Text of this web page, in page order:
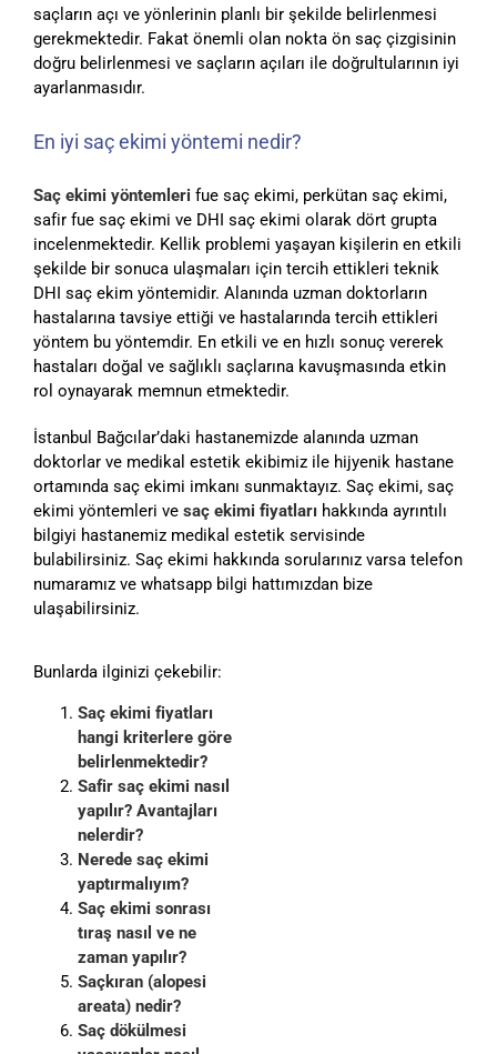
saçların açı ve yönlerinin planlı bir şekilde belirlenmesi
gerekmektedir. Fakat önemli olan nokta ön saç çizgisinin
doğru belirlenmesi ve saçların açıları ile doğrultularının iyi
ayarlanmasıdır.
En iyi saç ekimi yöntemi nedir?
Saç ekimi yöntemleri fue saç ekimi, perkütan saç ekimi,
safir fue saç ekimi ve DHI saç ekimi olarak dört grupta
incelenmektedir. Kellik problemi yaşayan kişilerin en etkili
şekilde bir sonuca ulaşmaları için tercih ettikleri teknik
DHI saç ekim yöntemidir. Alanında uzman doktorların
hastalarına tavsiye ettiği ve hastalarında tercih ettikleri
yöntem bu yöntemdir. En etkili ve en hızlı sonuç vererek
hastaları doğal ve sağlıklı saçlarına kavuşmasında etkin
rol oynayarak memnun etmektedir.
İstanbul Bağcılar’daki hastanemizde alanında uzman
doktorlar ve medikal estetik ekibimiz ile hijyenik hastane
ortamında saç ekimi imkanı sunmaktayız. Saç ekimi, saç
ekimi yöntemleri ve saç ekimi fiyatları hakkında ayrıntılı
bilgiyi hastanemiz medikal estetik servisinde
bulabilirsiniz. Saç ekimi hakkında sorularınız varsa telefon
numaramız ve whatsapp bilgi hattımızdan bize
ulaşabilirsiniz.
Bunlarda ilginizi çekebilir:
Saç ekimi fiyatları
hangi kriterlere göre
belirlenmektedir?
Safir saç ekimi nasıl
yapılır? Avantajları
nelerdir?
Nerede saç ekimi
yaptırmalıyım?
Saç ekimi sonrası
tıraş nasıl ve ne
zaman yapılır?
Saçkıran (alopesi
areata) nedir?
Saç dökülmesi